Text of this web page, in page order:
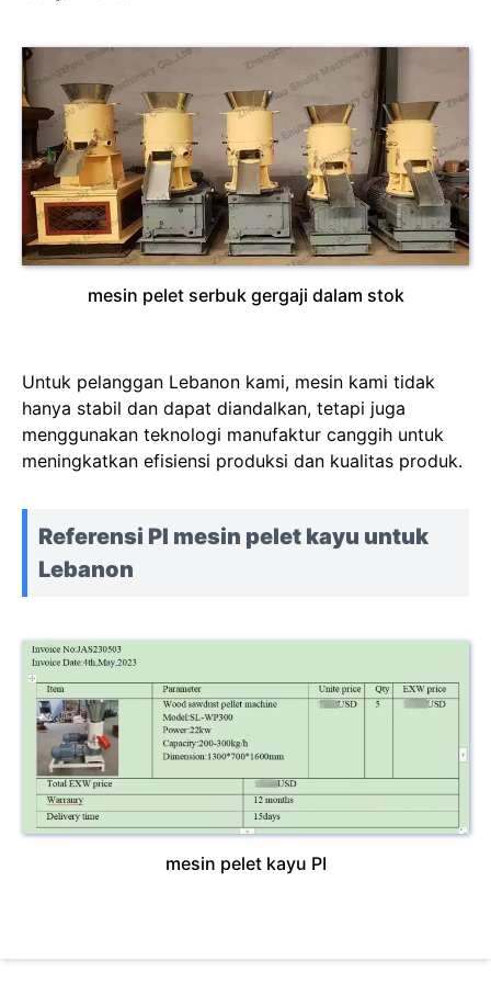
mesin pelet serbuk gergaji dalam stok
Untuk pelanggan Lebanon kami, mesin kami tidak
hanya stabil dan dapat diandalkan, tetapi juga
menggunakan teknologi manufaktur canggih untuk
meningkatkan efisiensi produksi dan kualitas produk.
Referensi PI mesin pelet kayu untuk
Lebanon
mesin pelet kayu PI